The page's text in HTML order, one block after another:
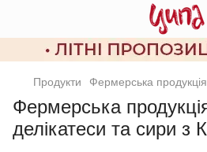
Продукти Фермерська продукція
Фермерська
делікатеси та сири з